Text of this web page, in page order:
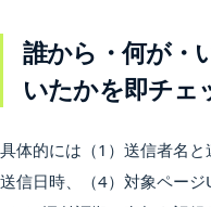
誰から・何が・
いたかを即チェ
具体的には（1）送信者名と
送信日時、（4）対象ページ